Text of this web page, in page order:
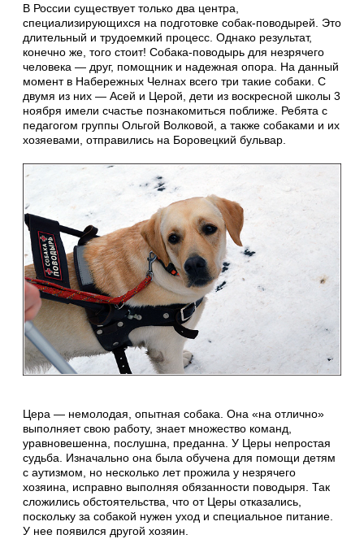
В России существует только два центра,
специализирующихся на подготовке собак-поводырей. Это
длительный и трудоемкий процесс. Однако результат,
конечно же, того стоит! Собака-поводырь для незрячего
человека — друг, помощник и надежная опора. На данный
момент в Набережных Челнах всего три такие собаки. С
двумя из них — Асей и Церой, дети из воскресной школы 3
ноября имели счастье познакомиться поближе. Ребята с
педагогом группы Ольгой Волковой, а также собаками и их
хозяевами, отправились на Боровецкий бульвар.
Цера — немолодая, опытная собака. Она «на отлично»
выполняет свою работу, знает множество команд,
уравновешенна, послушна, преданна. У Церы непростая
судьба. Изначально она была обучена для помощи детям
с аутизмом, но несколько лет прожила у незрячего
хозяина, исправно выполняя обязанности поводыря. Так
сложились обстоятельства, что от Церы отказались,
поскольку за собакой нужен уход и специальное питание.
У нее появился другой хозяин.